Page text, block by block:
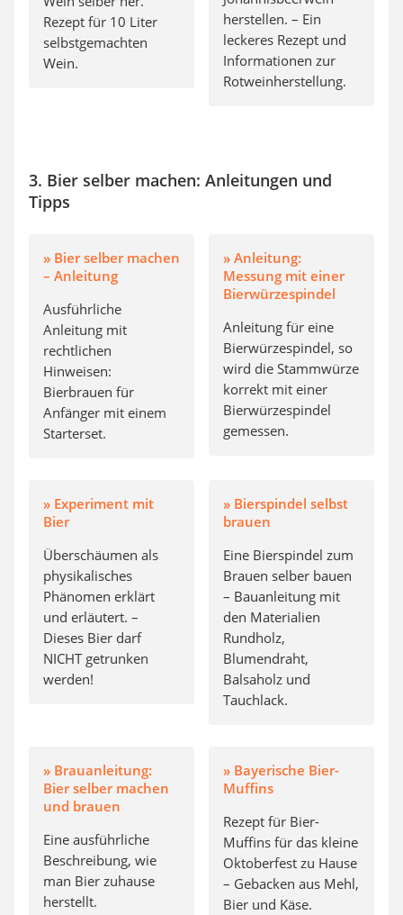
Rezept für 10 Liter
selbstgemachten
Wein.
herstellen. – Ein
leckeres Rezept und
Informationen zur
Rotweinherstellung.
3. Bier selber machen: Anleitungen und
Tipps
» Bier selber machen
– Anleitung
Ausführliche
Anleitung mit
rechtlichen
Hinweisen:
Bierbrauen für
Anfänger mit einem
Starterset.
» Anleitung:
Messung mit einer
Bierwürzespindel
Anleitung für eine
Bierwürzespindel, so
wird die Stammwürze
korrekt mit einer
Bierwürzespindel
gemessen.
» Experiment mit
Bier
Überschäumen als
physikalisches
Phänomen erklärt
und erläutert. –
Dieses Bier darf
NICHT getrunken
werden!
» Bierspindel selbst
brauen
Eine Bierspindel zum
Brauen selber bauen
– Bauanleitung mit
den Materialien
Rundholz,
Blumendraht,
Balsaholz und
Tauchlack.
» Brauanleitung:
Bier selber machen
und brauen
Eine ausführliche
Beschreibung, wie
man Bier zuhause
herstellt.
» Bayerische Bier-
Muffins
Rezept für Bier-
Muffins für das kleine
Oktoberfest zu Hause
– Gebacken aus Mehl,
Bier und Käse.